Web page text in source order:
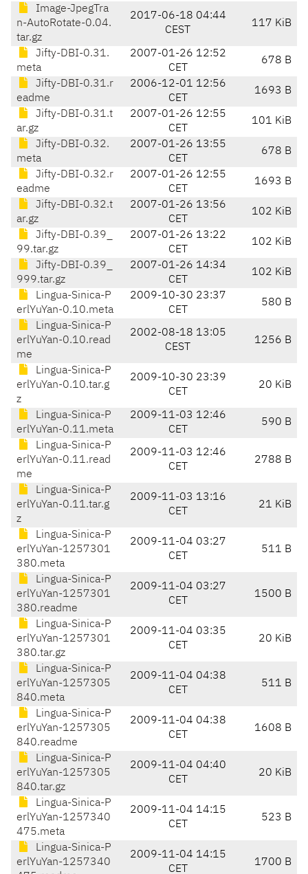
Image-JpegTra
n-AutoRotate-0.04.
tar.gz
2017-06-18 04:44
CEST
117 KiB
Jifty-DBI-0.31.
meta
2007-01-26 12:52
CET
678 B
Jifty-DBI-0.31.r
eadme
2006-12-01 12:56
CET
1693 B
Jifty-DBI-0.31.t
ar.gz
2007-01-26 12:55
CET
101 KiB
Jifty-DBI-0.32.
meta
2007-01-26 13:55
CET
678 B
Jifty-DBI-0.32.r
eadme
2007-01-26 12:55
CET
1693 B
Jifty-DBI-0.32.t
ar.gz
2007-01-26 13:56
CET
102 KiB
Jifty-DBI-0.39_
99.tar.gz
2007-01-26 13:22
CET
102 KiB
Jifty-DBI-0.39_
999.tar.gz
2007-01-26 14:34
CET
102 KiB
Lingua-Sinica-P
erlYuYan-0.10.meta
2009-10-30 23:37
CET
580 B
Lingua-Sinica-P
erlYuYan-0.10.read
me
2002-08-18 13:05
CEST
1256 B
Lingua-Sinica-P
erlYuYan-0.10.tar.g
z
2009-10-30 23:39
CET
20 KiB
Lingua-Sinica-P
erlYuYan-0.11.meta
2009-11-03 12:46
CET
590 B
Lingua-Sinica-P
erlYuYan-0.11.read
me
2009-11-03 12:46
CET
2788 B
Lingua-Sinica-P
erlYuYan-0.11.tar.g
z
2009-11-03 13:16
CET
21 KiB
Lingua-Sinica-P
erlYuYan-1257301
380.meta
2009-11-04 03:27
CET
511 B
Lingua-Sinica-P
erlYuYan-1257301
380.readme
2009-11-04 03:27
CET
1500 B
Lingua-Sinica-P
erlYuYan-1257301
380.tar.gz
2009-11-04 03:35
CET
20 KiB
Lingua-Sinica-P
erlYuYan-1257305
840.meta
2009-11-04 04:38
CET
511 B
Lingua-Sinica-P
erlYuYan-1257305
840.readme
2009-11-04 04:38
CET
1608 B
Lingua-Sinica-P
erlYuYan-1257305
840.tar.gz
2009-11-04 04:40
CET
20 KiB
Lingua-Sinica-P
erlYuYan-1257340
475.meta
2009-11-04 14:15
CET
523 B
Lingua-Sinica-P
erlYuYan-1257340
2009-11-04 14:15
CET
1700 B